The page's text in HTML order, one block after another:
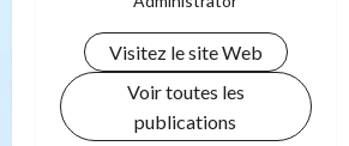
Visitez le site Web
Voir toutes les
publications